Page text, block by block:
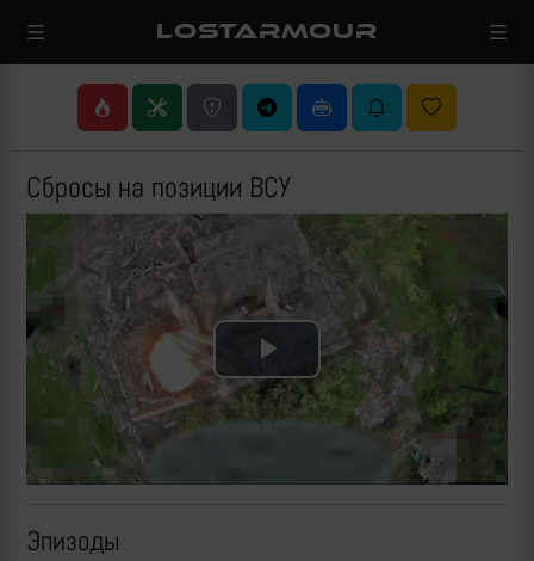
LOSTARMOUR
Сбросы на позиции ВСУ
Play
Video
Эпизоды